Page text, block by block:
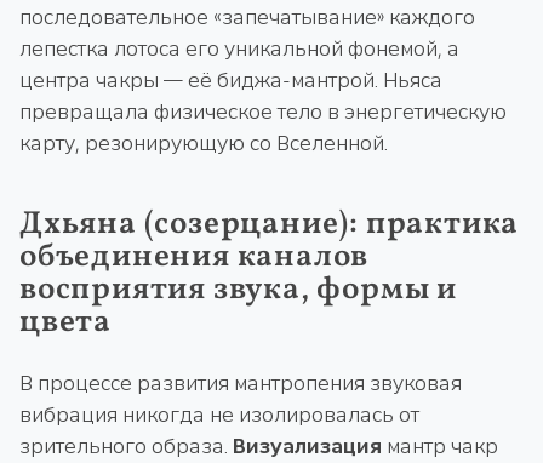
последовательное «запечатывание» каждого
лепестка лотоса его уникальной фонемой, а
центра чакры — её биджа-мантрой. Ньяса
превращала физическое тело в энергетическую
карту, резонирующую со Вселенной.
Дхьяна (созерцание): практика
объединения каналов
восприятия звука, формы и
цвета
В процессе развития мантропения звуковая
вибрация никогда не изолировалась от
зрительного образа. Визуализация мантр чакр